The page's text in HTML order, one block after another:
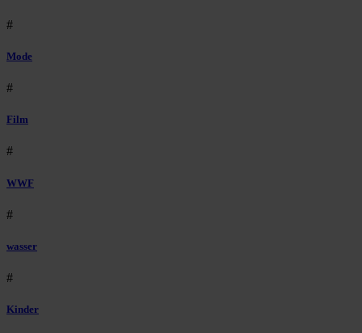
#
Mode
#
Film
#
WWF
#
wasser
#
Kinder